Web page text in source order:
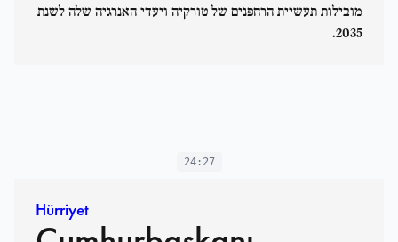
מובילות תעשיית הרחפנים של טורקיה ויעדי האנרגיה שלה לשנת
2035.
24:27
Hürriyet